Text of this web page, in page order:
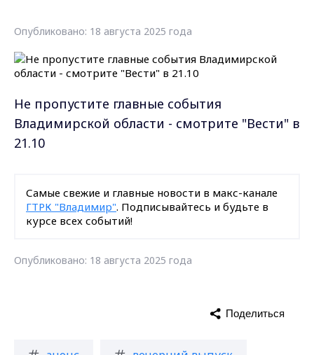
Опубликовано: 18 августа 2025 года
Не пропустите главные события
Владимирской области - смотрите "Вести" в
21.10
Самые свежие и главные новости в макс-канале
ГТРК "Владимир". Подписывайтесь и будьте в
курсе всех событий!
Опубликовано: 18 августа 2025 года
Поделиться